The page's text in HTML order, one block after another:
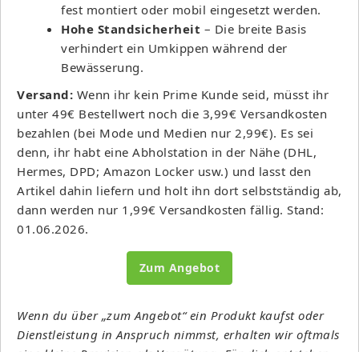
fest montiert oder mobil eingesetzt werden.
Hohe Standsicherheit – Die breite Basis
verhindert ein Umkippen während der
Bewässerung.
Versand: Wenn ihr kein Prime Kunde seid, müsst ihr
unter 49€ Bestellwert noch die 3,99€ Versandkosten
bezahlen (bei Mode und Medien nur 2,99€). Es sei
denn, ihr habt eine Abholstation in der Nähe (DHL,
Hermes, DPD; Amazon Locker usw.) und lasst den
Artikel dahin liefern und holt ihn dort selbstständig ab,
dann werden nur 1,99€ Versandkosten fällig. Stand:
01.06.2026.
Zum Angebot
Wenn du über „zum Angebot“ ein Produkt kaufst oder
Dienstleistung in Anspruch nimmst, erhalten wir oftmals